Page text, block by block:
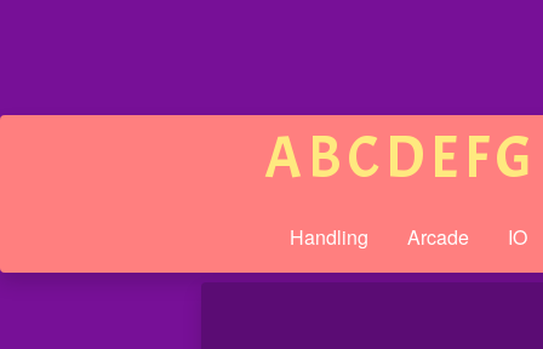
ABCDEFG
Handling Arcade IO